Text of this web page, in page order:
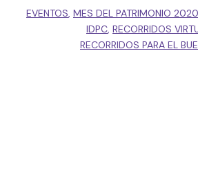
EVENTOS, MES DEL PATRIMONIO 2020
IDPC, RECORRIDOS
RECORRIDOS PARA EL